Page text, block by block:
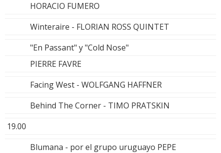
HORACIO FUMERO
Winteraire - FLORIAN ROSS QUINTET
"En Passant" y "Cold Nose"
PIERRE FAVRE
Facing West - WOLFGANG HAFFNER
Behind The Corner - TIMO PRATSKIN
19.00
Blumana - por el grupo uruguayo PEPE